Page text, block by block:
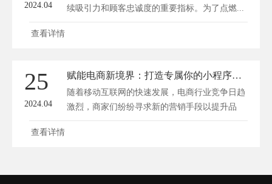
2024.04
续吸引力和顾客忠诚度的重要指标。为了点燃...
查看详情
25
2024.04
赋能电商新境界：打造专属你的小程序商城秘籍
随着移动互联网的快速发展，电商行业竞争日趋
激烈，商家们纷纷寻求新的营销手段以提升品
牌...
查看详情